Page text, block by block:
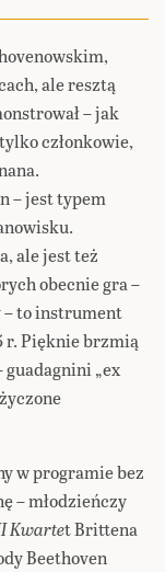
ale resztą
– jak
członkowie,
– jest typem
ale jest też
obecnie gra –
to instrument
r. Pięknie brzmią
„ex
w programie bez
– młodzieńczy
Kwartet Brittena
Beethoven